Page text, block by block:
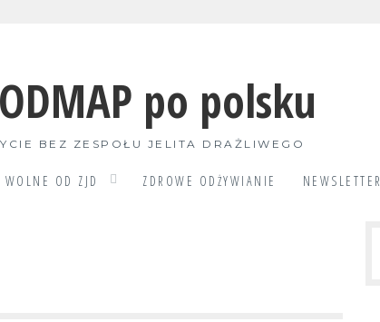
po polsku
BEZ ZESPOŁU JELITA DRAŻLIWEGO
WOLNE OD ZJD ZDROWE ODŻYWIANIE NEWSLETTER